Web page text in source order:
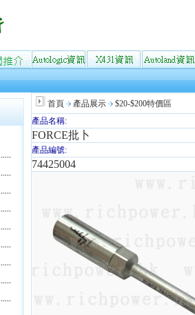
首頁 產品展示
$20-$200特價區
產品名稱:
FORCE批卜
產品編號:
74425004